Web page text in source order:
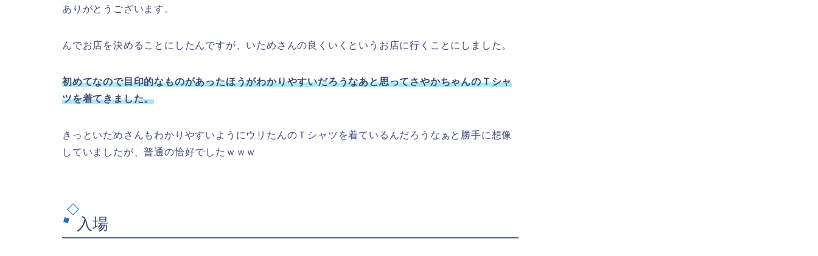
ありがとうございます。
んでお店を決めることにしたんですが、いためさんの良くいくというお店に行くことにしました。
初めてなので目印的なものがあったほうがわかりやすいだろうなあと思ってさやかちゃんのＴシャ
ツを着てきました。
きっといためさんもわかりやすいようにウリたんのＴシャツを着ているんだろうなぁと勝手に想像
していましたが、普通の恰好でしたｗｗｗ
入場